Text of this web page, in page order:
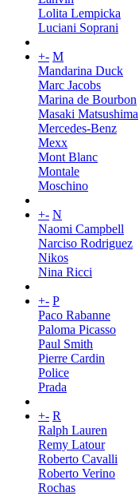
Lolita Lempicka
Luciani Soprani
+- M
Mandarina Duck
Marc Jacobs
Marina de Bourbon
Masaki Matsushima
Mercedes-Benz
Mexx
Mont Blanc
Montale
Moschino
+- N
Naomi Campbell
Narciso Rodriguez
Nikos
Nina Ricci
+- P
Paco Rabanne
Paloma Picasso
Paul Smith
Pierre Cardin
Police
Prada
+- R
Ralph Lauren
Remy Latour
Roberto Cavalli
Roberto Verino
Rochas